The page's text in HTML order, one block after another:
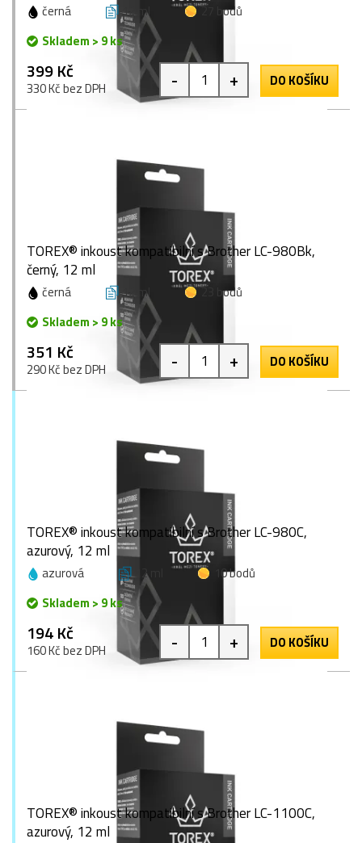
černá 12 ml
27 bodů
Skladem > 9 ks
399 Kč
330 Kč bez DPH - + DO KOŠÍKU
TOREX® inkoust kompatibilní s Brother LC-980Bk,
černý, 12 ml
černá 12 ml
23 bodů
Skladem > 9 ks
351 Kč
290 Kč bez DPH - + DO KOŠÍKU
TOREX® inkoust kompatibilní s Brother LC-980C,
azurový, 12 ml
azurová 12 ml
10 bodů
Skladem > 9 ks
194 Kč
160 Kč bez DPH - + DO KOŠÍKU
TOREX® inkoust kompatibilní s Brother LC-1100C,
azurový, 12 ml